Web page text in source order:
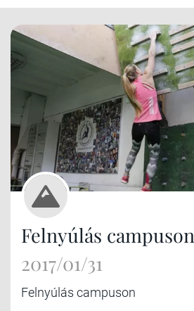
Felnyúlás campuson
2017/01/31
Felnyúlás campuson